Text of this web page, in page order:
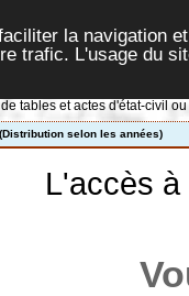
la navigation
trafic. L'usage du
tables et actes d'état-civil
selon les années)
L'accès